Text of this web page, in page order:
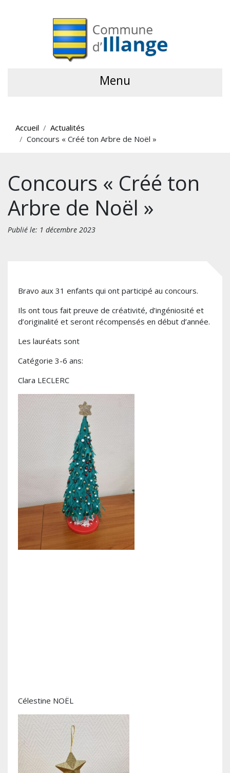
Menu
Accueil
Actualités
Concours « Créé ton Arbre de Noël »
Concours « Créé ton
Arbre de Noël »
Publié le: 1 décembre 2023
Bravo aux 31 enfants qui ont participé au concours.
Ils ont tous fait preuve de créativité, d’ingéniosité et
d’originalité et seront récompensés en début d’année.
Les lauréats sont
Catégorie 3-6 ans:
Clara LECLERC
Célestine NOËL